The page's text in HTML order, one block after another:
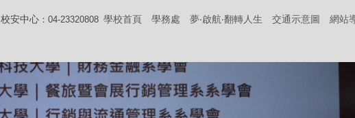
校安中心 ：04-23320808 學校首頁 學務處 夢‧啟航‧翻轉人生 交通示意圖 網站